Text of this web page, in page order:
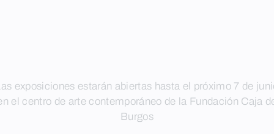
exposiciones estarán abiertas hasta el próximo 7 de
el centro de arte contemporáneo de la Fundación Caja
Burgos